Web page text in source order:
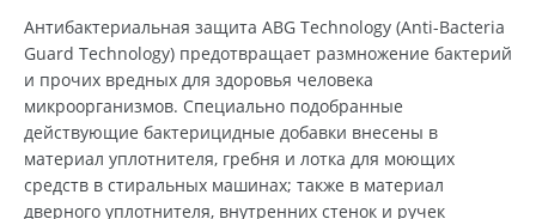
Антибактериальная защита ABG Technology (Anti-Bacteria
Guard Technology) предотвращает размножение бактерий
и прочих вредных для здоровья человека
микроорганизмов. Специально подобранные
действующие бактерицидные добавки внесены в
материал уплотнителя, гребня и лотка для моющих
средств в стиральных машинах; также в материал
дверного уплотнителя, внутренних стенок и ручек